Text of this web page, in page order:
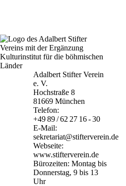
Adalbert Stifter Verein
e. V.
Hochstraße 8
81669 München
Telefon:
+49 89 / 62 27 16 - 30
E-Mail:
sekretariat@stifterverein.de
Webseite:
www.stifterverein.de
Bürozeiten: Montag bis
Donnerstag, 9 bis 13
Uhr